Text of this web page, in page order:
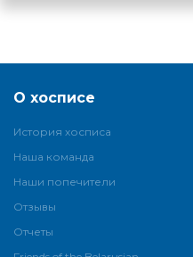
О хосписе
История хосписа
Наша команда
Наши попечители
Отзывы
Отчеты